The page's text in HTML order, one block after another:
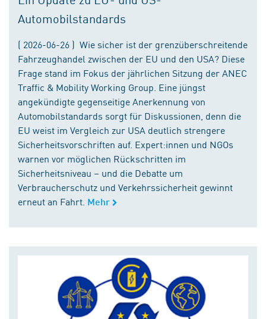
Automobilstandards
( 2026-06-26 ) Wie sicher ist der grenzüberschreitende
Fahrzeughandel zwischen der EU und den USA? Diese
Frage stand im Fokus der jährlichen Sitzung der ANEC
Traffic & Mobility Working Group. Eine jüngst
angekündigte gegenseitige Anerkennung von
Automobilstandards sorgt für Diskussionen, denn die
EU weist im Vergleich zur USA deutlich strengere
Sicherheitsvorschriften auf. Expert:innen und NGOs
warnen vor möglichen Rückschritten im
Sicherheitsniveau – und die Debatte um
Verbraucherschutz und Verkehrssicherheit gewinnt
erneut an Fahrt. Mehr